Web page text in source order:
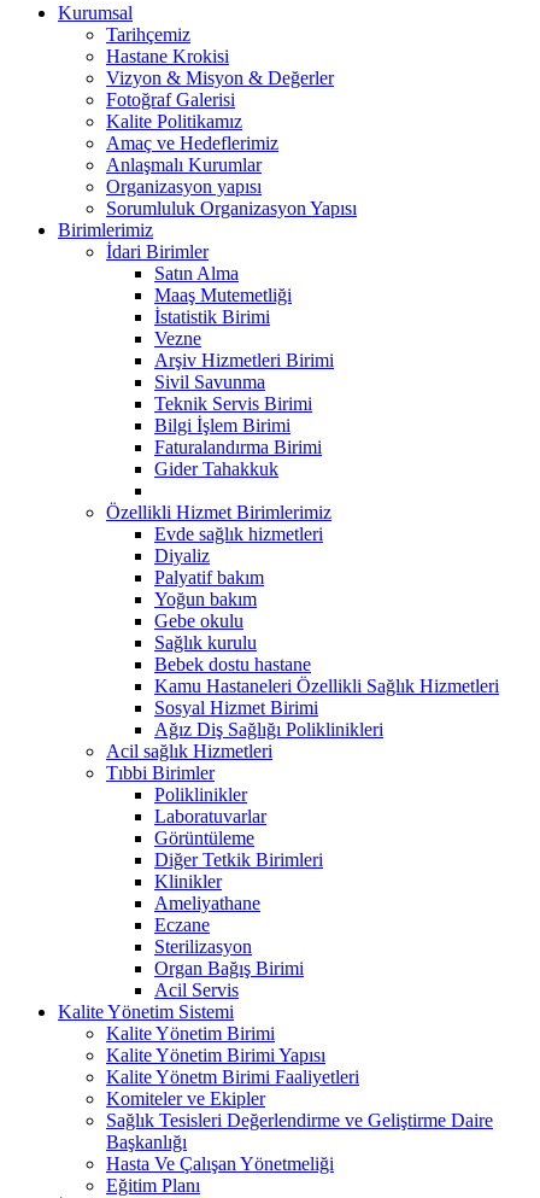
Kurumsal
Tarihçemiz
Hastane Krokisi
Vizyon & Misyon & Değerler
Fotoğraf Galerisi
Kalite Politikamız
Amaç ve Hedeflerimiz
Anlaşmalı Kurumlar
Organizasyon yapısı
Sorumluluk Organizasyon Yapısı
Birimlerimiz
İdari Birimler
Satın Alma
Maaş Mutemetliği
İstatistik Birimi
Vezne
Arşiv Hizmetleri Birimi
Sivil Savunma
Teknik Servis Birimi
Bilgi İşlem Birimi
Faturalandırma Birimi
Gider Tahakkuk
Özellikli Hizmet Birimlerimiz
Evde sağlık hizmetleri
Diyaliz
Palyatif bakım
Yoğun bakım
Gebe okulu
Sağlık kurulu
Bebek dostu hastane
Kamu Hastaneleri Özellikli Sağlık Hizmetleri
Sosyal Hizmet Birimi
Ağız Diş Sağlığı Poliklinikleri
Acil sağlık Hizmetleri
Tıbbi Birimler
Poliklinikler
Laboratuvarlar
Görüntüleme
Diğer Tetkik Birimleri
Klinikler
Ameliyathane
Eczane
Sterilizasyon
Organ Bağış Birimi
Acil Servis
Kalite Yönetim Sistemi
Kalite Yönetim Birimi
Kalite Yönetim Birimi Yapısı
Kalite Yönetm Birimi Faaliyetleri
Komiteler ve Ekipler
Sağlık Tesisleri Değerlendirme ve Geliştirme Daire
Başkanlığı
Hasta Ve Çalışan Yönetmeliği
Eğitim Planı